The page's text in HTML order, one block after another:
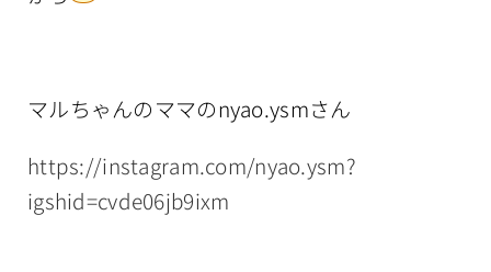
マルちゃんのママのnyao.ysmさん
https://instagram.com/nyao.ysm?
igshid=cvde06jb9ixm